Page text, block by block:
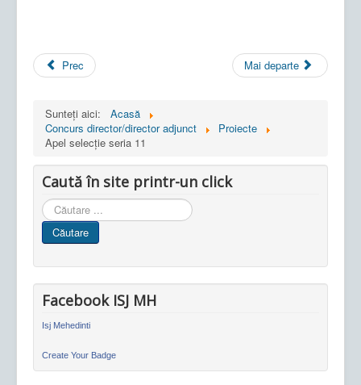
Prec Mai departe
Sunteți aici:
Acasă
Concurs director/director adjunct
Proiecte
Apel selecție seria 11
Caută în site printr-un click
Cauta
in
site
Căutare
Facebook ISJ MH
Isj Mehedinti
Create Your Badge